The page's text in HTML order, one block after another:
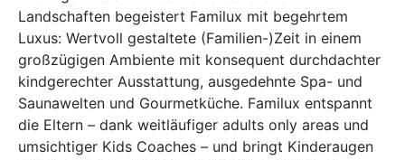
Landschaften begeistert Familux mit begehrtem
Luxus: Wertvoll gestaltete (Familien-)Zeit in einem
großzügigen Ambiente mit konsequent durchdachter
kindgerechter Ausstattung, ausgedehnte Spa- und
Saunawelten und Gourmetküche. Familux entspannt
die Eltern – dank weitläufiger adults only areas und
umsichtiger Kids Coaches – und bringt Kinderaugen